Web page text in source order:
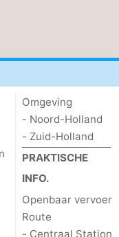
Omgeving
- Noord-Holland
- Zuid-Holland
PRAKTISCHE
INFO.
Openbaar vervoer
Route
- Centraal Station